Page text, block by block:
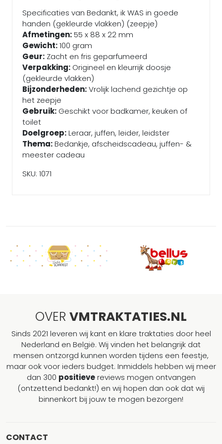
Specificaties van Bedankt, ik WAS in goede
handen (gekleurde vlakken) (zeepje)
Afmetingen:55 x 88 x 22 mm
Gewicht:100 gram
Geur: Zacht en fris geparfumeerd
Verpakking: Origineel en kleurrijk doosje
(gekleurde vlakken)
Bijzonderheden:Vrolijk lachend gezichtje op
het zeepje
Gebruik: Geschikt voor badkamer, keuken of
toilet
Doelgroep:Leraar, juffen, leider, leidster
Thema:Bedankje, afscheidscadeau, juffen- &
meester cadeau
SKU: 1071
OVER VMTRAKTATIES.NL
Sinds 2021 leveren wij kant en klare traktaties door heel
Nederland en België. Wij vinden het belangrijk dat
mensen ontzorgd kunnen worden tijdens een feestje,
maar ook voor ieders budget. Inmiddels hebben wij meer
dan 300 positievereviews mogen ontvangen
(ontzettend bedankt!) en wij hopen dan ook dat wij
binnenkort bij jouw te mogen bezorgen!
CONTACT